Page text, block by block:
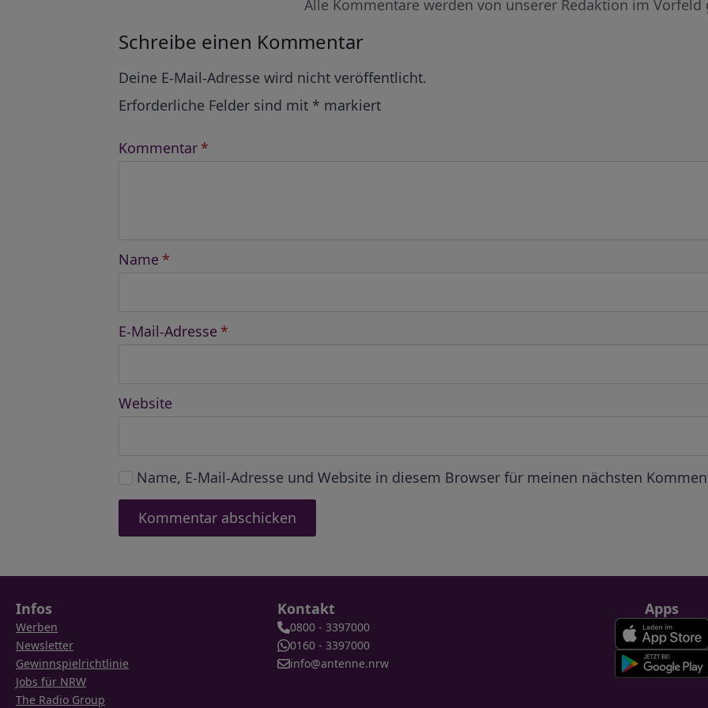
Alle Kommentare werden von unserer Redaktion im Vorfeld
Schreibe einen Kommentar
Deine E-Mail-Adresse wird nicht veröffentlicht.
Erforderliche Felder sind mit * markiert
Kommentar *
Name *
E-Mail-Adresse *
Website
Name, E-Mail-Adresse und Website in diesem Browser für meinen nächsten
Infos
Werben
Newsletter
Gewinnspielrichtlinie
Jobs für NRW
The Radio Group
Kontakt
0800 - 3397000
0160 - 3397000
info@antenne.nrw
Apps